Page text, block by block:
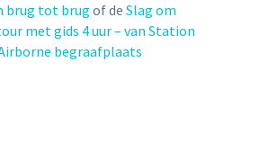
brug tot brugof de Slag om
met gids 4 uur – van Station
begraafplaats